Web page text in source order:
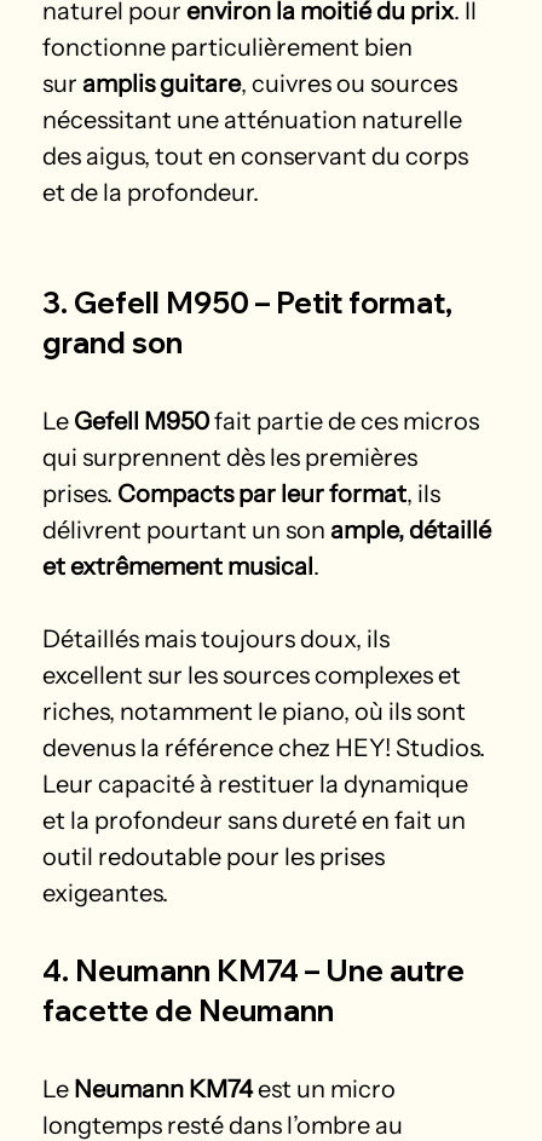
naturel pour environ la moitié du prix. Il
fonctionne particulièrement bien
sur amplis guitare, cuivres ou sources
nécessitant une atténuation naturelle
des aigus, tout en conservant du corps
et de la profondeur.
3. Gefell M950 – Petit format,
grand son
Le Gefell M950 fait partie de ces micros
qui surprennent dès les premières
prises. Compacts par leur format, ils
délivrent pourtant un son ample, détaillé
et extrêmement musical.
Détaillés mais toujours doux, ils
excellent sur les sources complexes et
riches, notamment le piano, où ils sont
devenus la référence chez HEY! Studios.
Leur capacité à restituer la dynamique
et la profondeur sans dureté en fait un
outil redoutable pour les prises
exigeantes.
4. Neumann KM74 – Une autre
facette de Neumann
Le Neumann KM74 est un micro
longtemps resté dans l’ombre au